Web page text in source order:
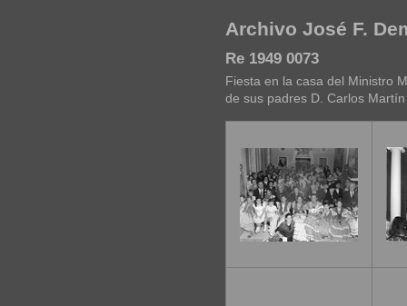
Archivo José F.
Re 1949 0073
Fiesta en la casa del Ministro
de sus padres D. Carlos